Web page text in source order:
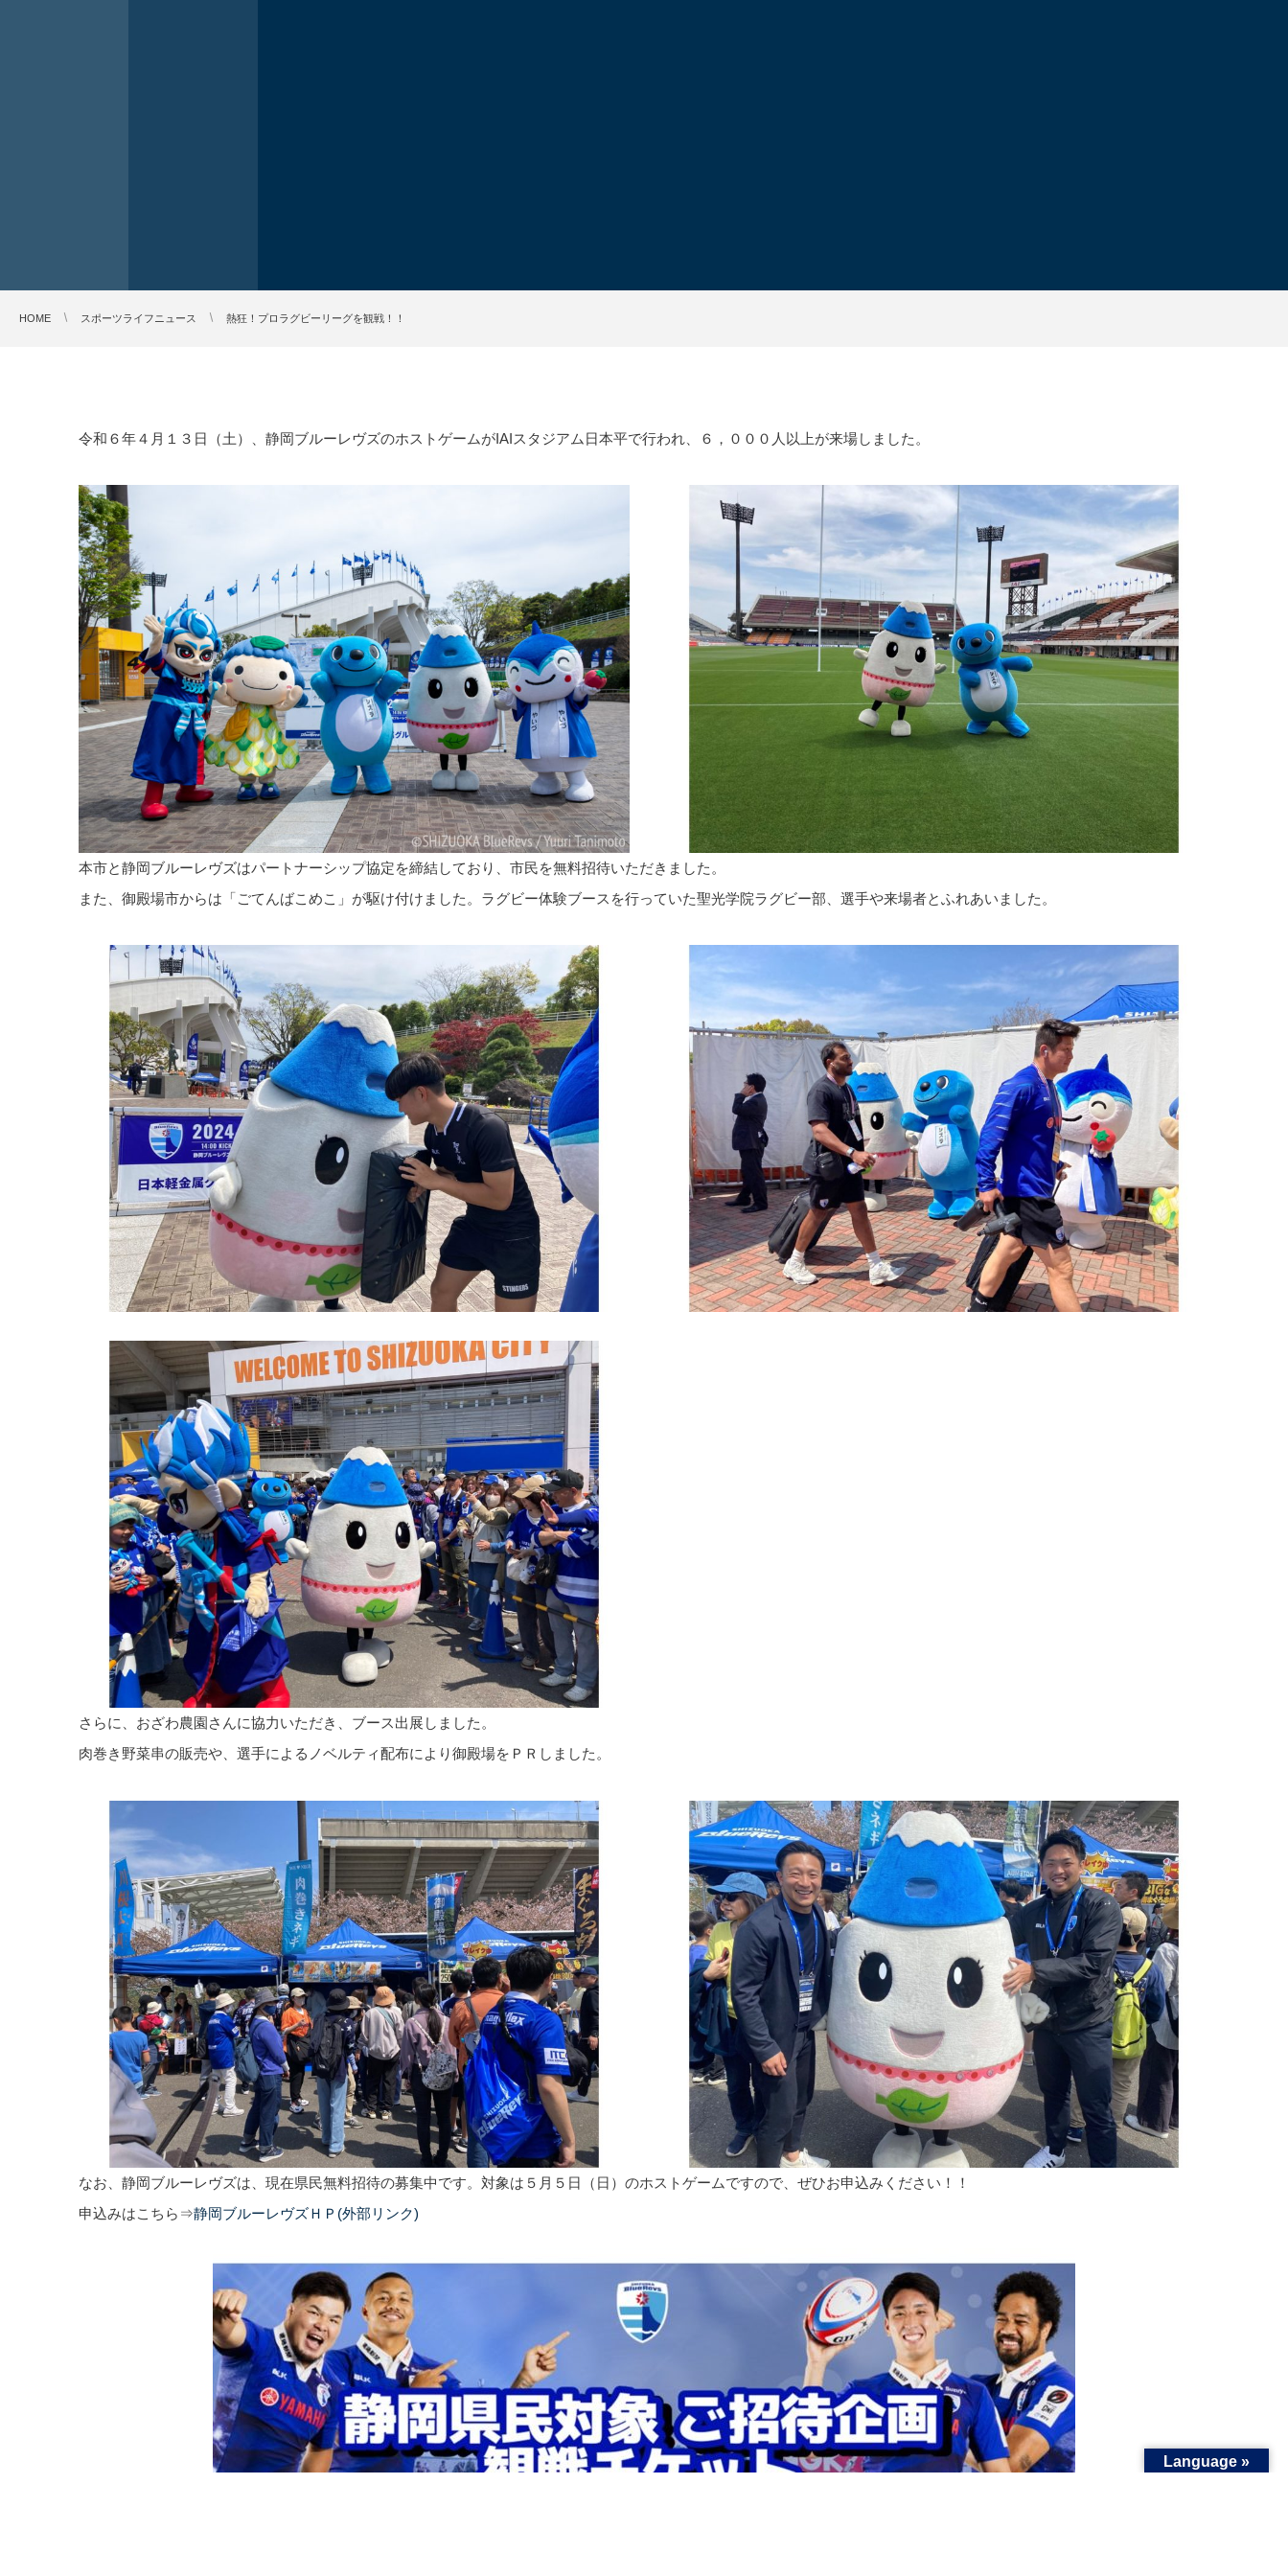
HOME スポーツライフニュース 熱狂！プロラグビーリーグを観戦！！
令和６年４月１３日（土）、静岡ブルーレヴズのホストゲームがIAIスタジアム日本平で行われ、６，０００人以上が来場しました。
本市と静岡ブルーレヴズはパートナーシップ協定を締結しており、市民を無料招待いただきました。
また、御殿場市からは「ごてんばこめこ」が駆け付けました。ラグビー体験ブースを行っていた聖光学院ラグビー部、選手や来場者とふれあいました。
さらに、おざわ農園さんに協力いただき、ブース出展しました。
肉巻き野菜串の販売や、選手によるノベルティ配布により御殿場をＰＲしました。
なお、静岡ブルーレヴズは、現在県民無料招待の募集中です。対象は５月５日（日）のホストゲームですので、ぜひお申込みください！！
申込みはこちら⇒静岡ブルーレヴズＨＰ(外部リンク)
Language »